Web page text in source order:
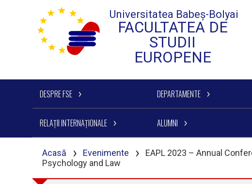
Universitatea Babeș-Bolyai
FACULTATEA DE
STUDII
EUROPENE
DESPRE FSE DEPARTAMENTE
RELAȚII INTERNAȚIONALE ALUMNI
Acasă › Evenimente ›
EAPL 2023 – Annual
Psychology and Law